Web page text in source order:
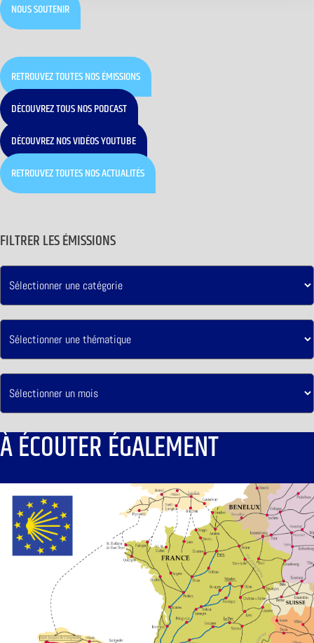
NOUS SOUTENIR
RETROUVEZ TOUTES NOS ÉMISSIONS
DÉCOUVREZ TOUS NOS PODCAST
DÉCOUVREZ NOS VIDÉOS YOUTUBE
RETROUVEZ TOUTES NOS ACTUALITÉS
FILTRER LES ÉMISSIONS
À ÉCOUTER ÉGALEMENT